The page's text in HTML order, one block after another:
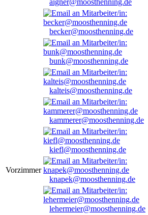
aigner@moosthenning.de
becker@moosthenning.de
bunk@moosthenning.de
kalteis@moosthenning.de
kammerer@moosthenning.de
kiefl@moosthenning.de
Vorzimmer
knapek@moosthenning.de
lehermeier@moosthenning.de